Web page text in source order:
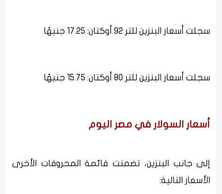
سجلت أسعار البنزين للتر 92 أوكتان: 17.25 جنيهًا
سجلت أسعار البنزين للتر 80 أوكتان: 15.75 جنيهًا
أسعار السولار في مصر اليوم
إلى جانب البنزين، تضمنت قائمة المحروقات الأخرى
الأسعار التالية: